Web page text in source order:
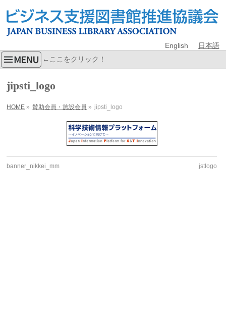
English 日本語
←ここをクリック！
jipsti_logo
HOME » 賛助会員・施設会員 » jipsti_logo
banner_nikkei_mm jstlogo